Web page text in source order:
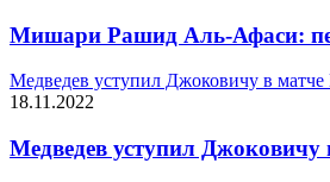
Мишари Рашид Аль-Афаси:
Медведев уступил Джоковичу в матче
18.11.2022
Медведев уступил Джоковичу